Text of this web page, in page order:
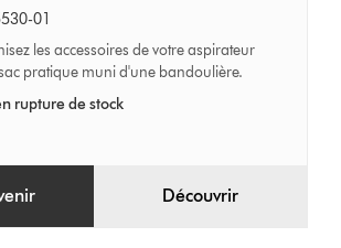
01
les accessoires de votre aspirateur
pratique muni d'une bandoulière.
rupture de stock
Découvrir